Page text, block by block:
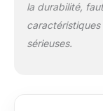
la durabilité,
sérieuses.